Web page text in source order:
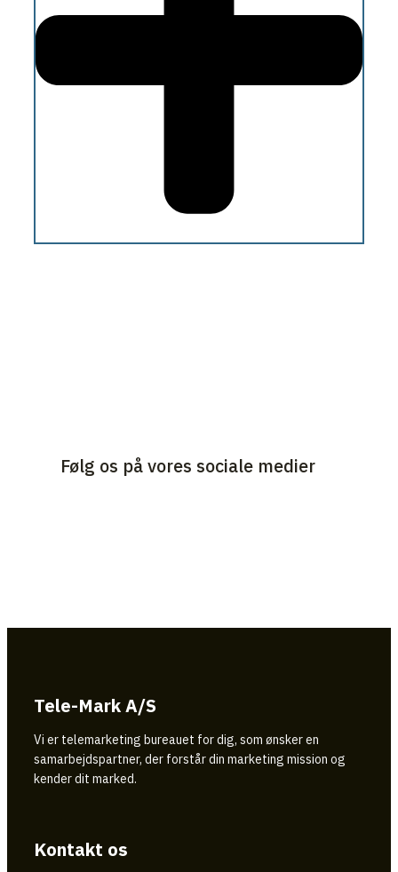
Følg os på vores sociale medier
Tele-Mark A/S
Vi er telemarketing bureauet for dig, som ønsker en
samarbejdspartner, der forstår din marketing mission og
kender dit marked.
Kontakt os